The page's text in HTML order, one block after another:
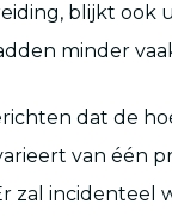
blijkt ook
minder
dat de
van één
zal incidenteel